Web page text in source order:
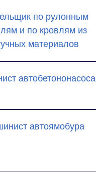
по рулонным
и по кровлям из
материалов
автобетононасоса
автоямобура